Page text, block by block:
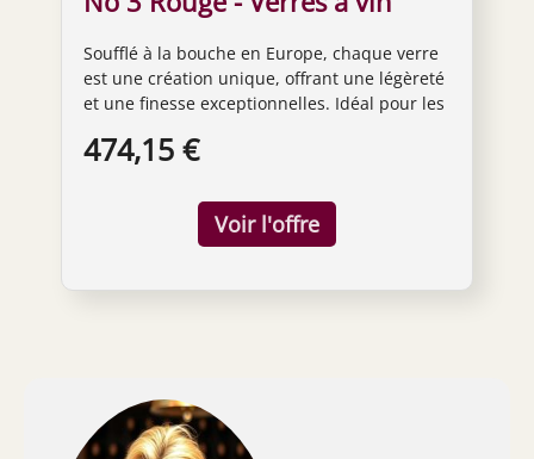
Coffret de 6 verres
Soufflé à la bouche en Europe, chaque verre
est une création unique, offrant une légèreté
et une finesse exceptionnelles. Idéal pour les
blancs de Bourgogne ou de Bordeaux. Verre à
Diamètre 11 cm Peut être lavé en machine,
mais un lavage à la main est conseillé.
Utilisez idéalement un chiffon 100 % lin pour
474,15 €